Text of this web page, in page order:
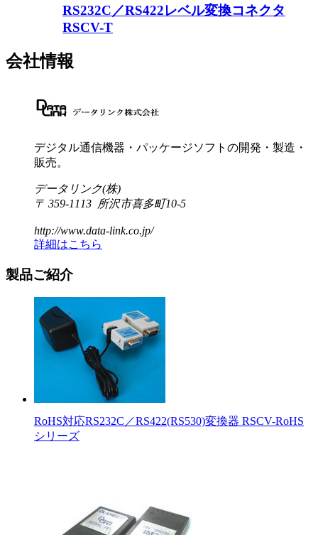
RS232C／RS422レベル変換コネクタ
RSCV-T
会社情報
デジタル通信機器・パッケージソフトの開発・製造・
販売。
データリンク(株)
〒 359-1113 所沢市喜多町10-5
http://www.data-link.co.jp/
詳細はこちら
製品ご紹介
RoHS対応RS232C／RS422(RS530)変換器 RSCV-RoHS
シリーズ